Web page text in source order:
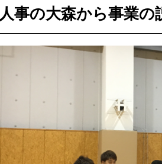
人事の大森から事業の